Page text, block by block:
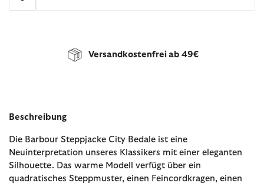
Versandkostenfrei ab 49€
Beschreibung
Die Barbour Steppjacke City Bedale ist eine
Neuinterpretation unseres Klassikers mit einer eleganten
Silhouette. Das warme Modell verfügt über ein
quadratisches Steppmuster, einen Feincordkragen, einen